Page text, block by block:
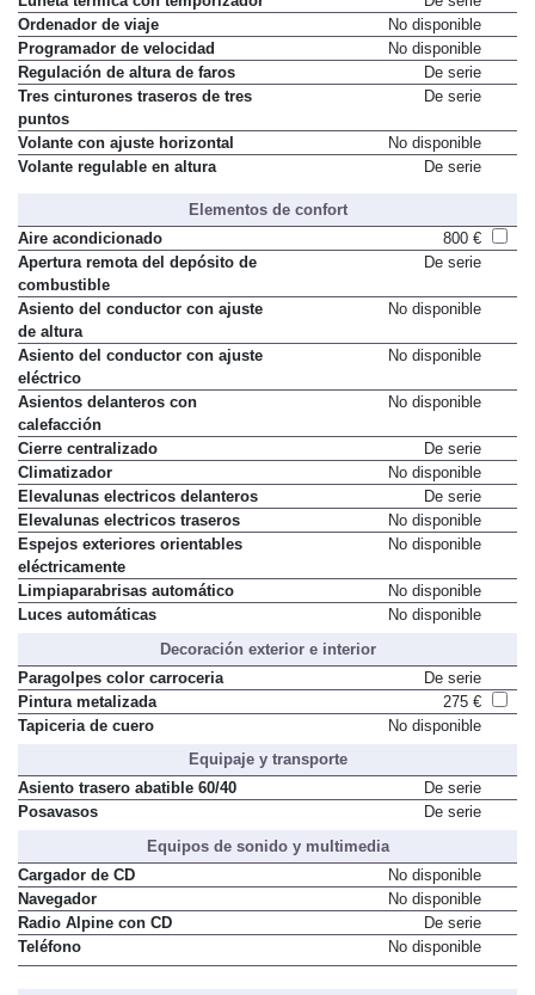
Ordenador de viaje
No disponible
Programador de velocidad
No disponible
Regulación de altura de faros
De serie
Tres cinturones traseros de tres
puntos
De serie
Volante con ajuste horizontal
No disponible
Volante regulable en altura
De serie
Elementos de confort
Aire acondicionado
800 €
Apertura remota del depósito de
combustible
De serie
Asiento del conductor con ajuste
de altura
No disponible
Asiento del conductor con ajuste
eléctrico
No disponible
Asientos delanteros con
calefacción
No disponible
Cierre centralizado
De serie
Climatizador
No disponible
Elevalunas electricos delanteros
De serie
Elevalunas electricos traseros
No disponible
Espejos exteriores orientables
eléctricamente
No disponible
Limpiaparabrisas automático
No disponible
Luces automáticas
No disponible
Decoración exterior e interior
Paragolpes color carroceria
De serie
Pintura metalizada
275 €
Tapiceria de cuero
No disponible
Equipaje y transporte
Asiento trasero abatible 60/40
De serie
Posavasos
De serie
Equipos de sonido y multimedia
Cargador de CD
No disponible
Navegador
No disponible
Radio Alpine con CD
De serie
Teléfono
No disponible